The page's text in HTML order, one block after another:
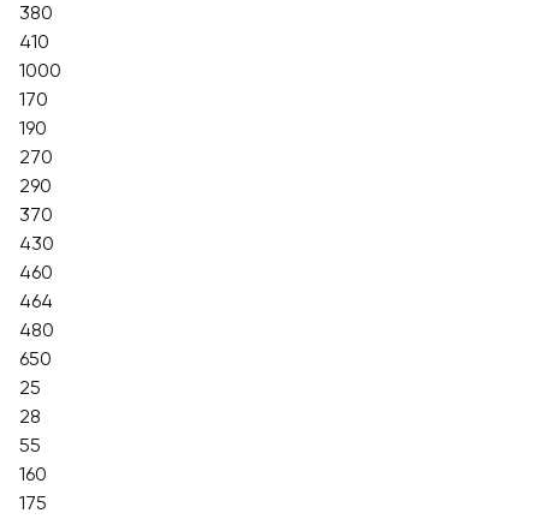
380
410
1000
170
190
270
290
370
430
460
464
480
650
25
28
55
160
175